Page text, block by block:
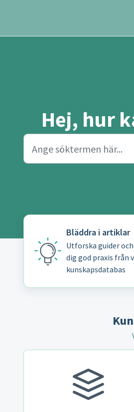
Hej, hur
Bläddra i artiklar
Utforska guider
dig god praxis från
kunskapsdatabas